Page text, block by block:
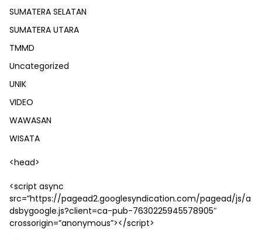
SUMATERA SELATAN
SUMATERA UTARA
TMMD
Uncategorized
UNIK
VIDEO
WAWASAN
WISATA
<head>
<script async
src=”https://pagead2.googlesyndication.com/pagead/js/a
dsbygoogle.js?client=ca-pub-7630225945578905″
crossorigin=”anonymous”></script>